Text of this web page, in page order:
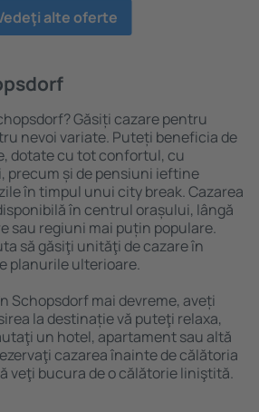
alte oferte
Găsiți cazare pentru
nevoi variate. Puteți beneficia de
dotate cu tot confortul, cu
precum și de pensiuni ieftine
în timpul unui city break. Cazarea
în centrul orașului, lângă
sau regiuni mai puțin populare.
să găsiţi unităţi de cazare în
planurile ulterioare.
Schopsdorf mai devreme, aveți
la destinație vă puteţi relaxa,
un hotel, apartament sau altă
cazarea înainte de călătoria
veţi bucura de o călătorie liniştită.